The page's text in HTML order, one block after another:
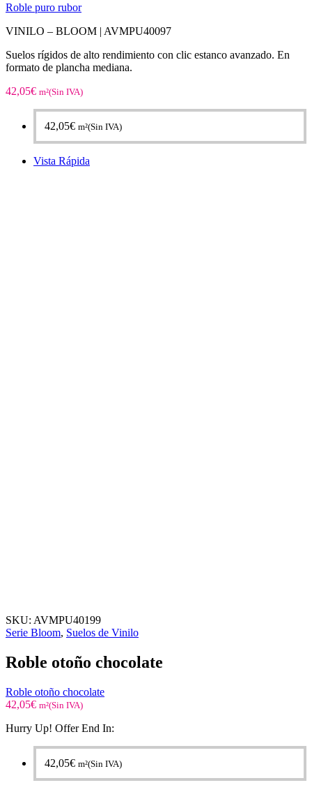
Roble puro rubor
VINILO – BLOOM | AVMPU40097
Suelos rígidos de alto rendimiento con clic estanco avanzado. En
formato de plancha mediana.
42,05€ m²(Sin IVA)
42,05€ m²(Sin IVA)
Vista Rápida
SKU: AVMPU40199
Serie Bloom, Suelos de Vinilo
Roble otoño chocolate
Roble otoño chocolate
42,05€ m²(Sin IVA)
Hurry Up! Offer End In:
42,05€ m²(Sin IVA)